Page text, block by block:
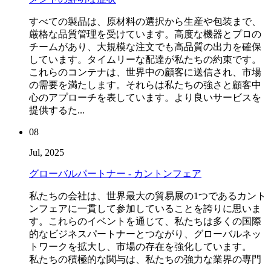
すべての製品は、原材料の選択から生産や包装まで、
厳格な品質管理を受けています。高度な機器とプロの
チームがあり、大規模な注文でも高品質の出力を確保
しています。タイムリーな配達が私たちの約束です。
これらのコンテナは、世界中の顧客に送信され、市場
の需要を満たします。それらは私たちの強さと顧客中
心のアプローチを表しています。より良いサービスを
提供するた...
08
Jul, 2025
グローバルパートナー - カントンフェア
私たちの会社は、世界最大の貿易展の1つであるカント
ンフェアに一貫して参加していることを誇りに思いま
す。これらのイベントを通じて、私たちは多くの国際
的なビジネスパートナーとつながり、グローバルネッ
トワークを拡大し、市場の存在を強化しています。
私たちの積極的な関与は、私たちの強力な業界の専門